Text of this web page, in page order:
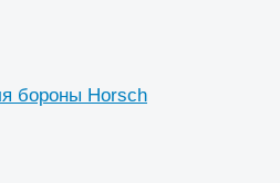
бороны Horsch